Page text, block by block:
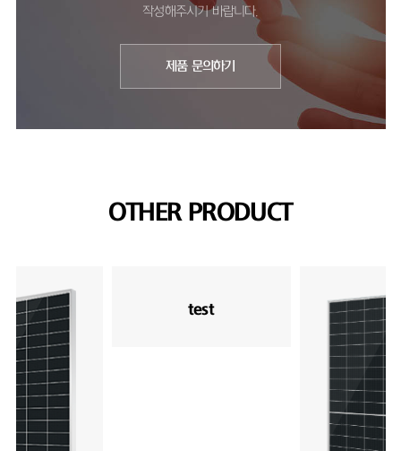
작성해주시기 바랍니다.
제품 문의하기
OTHER PRODUCT
test